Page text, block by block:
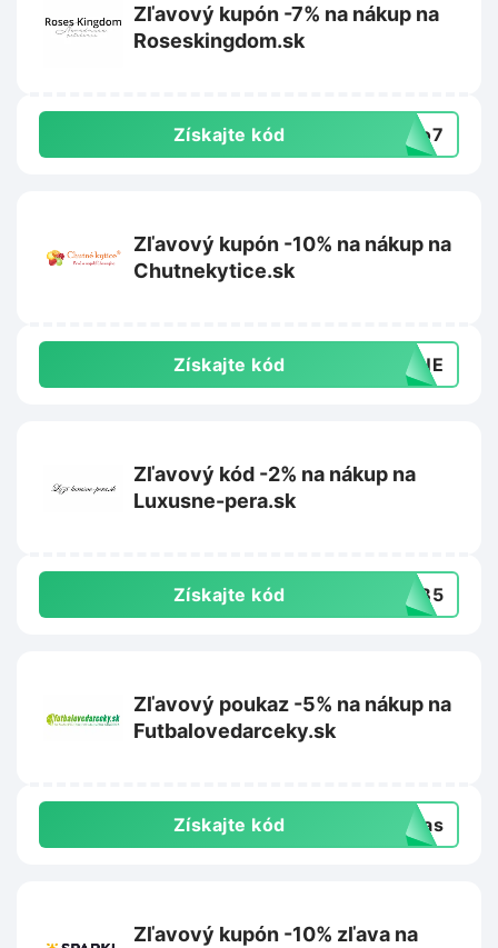
Zľavový kupón -7% na nákup na
Roseskingdom.sk
Získajte kód llo7
Zľavový kupón -10% na nákup na
Chutnekytice.sk
Získajte kód UTNE
Zľavový kód -2% na nákup na
Luxusne-pera.sk
Získajte kód TYB5
Zľavový poukaz -5% na nákup na
Futbalovedarceky.sk
Získajte kód -vas
Zľavový kupón -10% zľava na